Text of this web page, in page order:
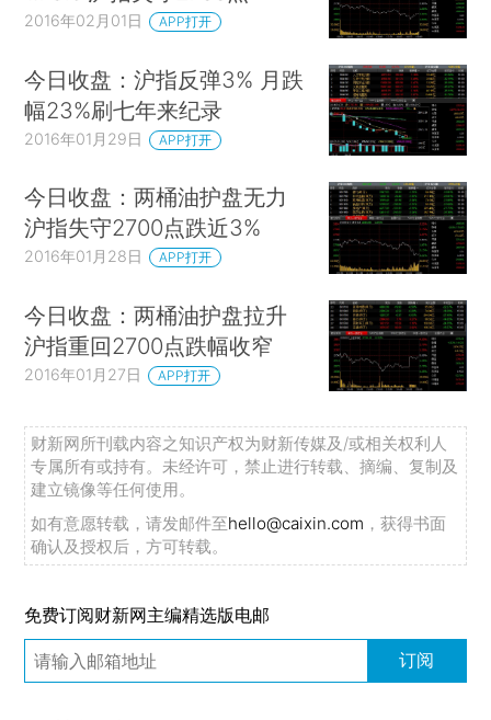
2016年02月01日 APP打开
今日收盘：沪指反弹3% 月跌
幅23%刷七年来纪录
2016年01月29日 APP打开
今日收盘：两桶油护盘无力
沪指失守2700点跌近3%
2016年01月28日 APP打开
今日收盘：两桶油护盘拉升
沪指重回2700点跌幅收窄
2016年01月27日 APP打开
财新网所刊载内容之知识产权为财新传媒及/或相关权利人
专属所有或持有。未经许可，禁止进行转载、摘编、复制及
建立镜像等任何使用。
如有意愿转载，请发邮件至hello@caixin.com ，获得书面
确认及授权后，方可转载。
免费订阅财新网主编精选版电邮
订阅